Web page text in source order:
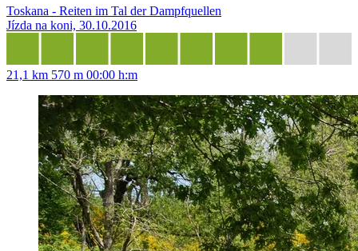
Toskana - Reiten im Tal der Dampfquellen
Jízda na koni, 30.10.2016
21,1 km 570 m 00:00 h:m